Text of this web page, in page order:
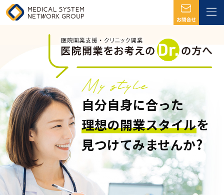
自分自身に合った
理想の開業スタイルを
見つけてみませんか?